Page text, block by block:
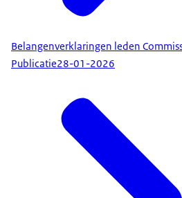
Belangenverklaringen leden
Publicatie28-01-2026